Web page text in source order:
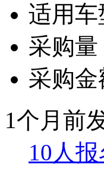
适用车
采购量
采购金
1个月前
10人报